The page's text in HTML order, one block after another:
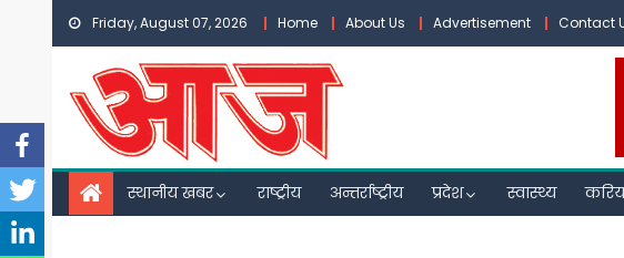
Skip
content
Friday, August 07, 2026 Home About Us Advertisement Contact
स्थानीय खबर राष्ट्रीय अन्तर्राष्ट्रीय प्रदेश स्वास्थ्य